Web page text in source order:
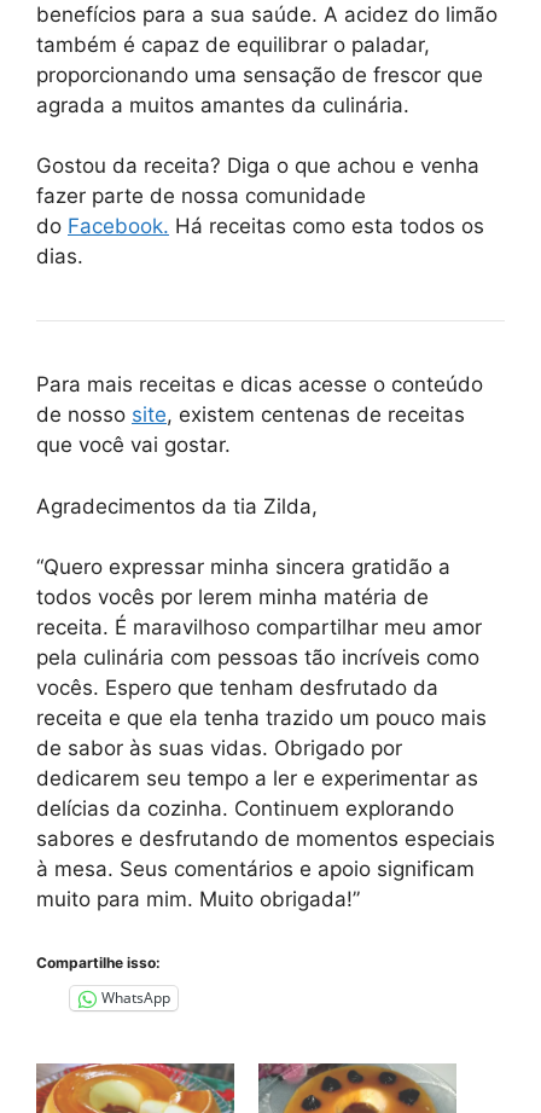
benefícios para a sua saúde. A acidez do limão
também é capaz de equilibrar o paladar,
proporcionando uma sensação de frescor que
agrada a muitos amantes da culinária.
Gostou da receita? Diga o que achou e venha
fazer parte de nossa comunidade
do Facebook. Há receitas como esta todos os
dias.
Para mais receitas e dicas acesse o conteúdo
de nosso site, existem centenas de receitas
que você vai gostar.
Agradecimentos da tia Zilda,
“Quero expressar minha sincera gratidão a
todos vocês por lerem minha matéria de
receita. É maravilhoso compartilhar meu amor
pela culinária com pessoas tão incríveis como
vocês. Espero que tenham desfrutado da
receita e que ela tenha trazido um pouco mais
de sabor às suas vidas. Obrigado por
dedicarem seu tempo a ler e experimentar as
delícias da cozinha. Continuem explorando
sabores e desfrutando de momentos especiais
à mesa. Seus comentários e apoio significam
muito para mim. Muito obrigada!”
Compartilhe isso:
WhatsApp